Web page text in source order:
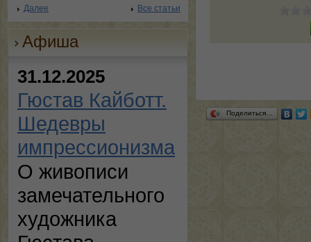
Далее Все статьи
Афиша
31.12.2025
Гюстав Кайботт.
Шедевры
импрессионизма
О живописи
замечательного
художника
Поделиться…